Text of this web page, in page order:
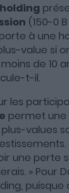
(150-0
à une
value si
de 10
t-il.
les
permet une
values
une perte
» Pour
puisque